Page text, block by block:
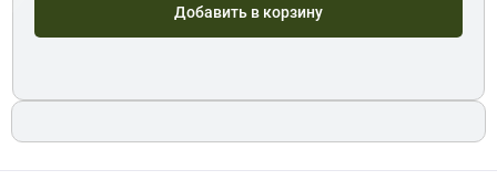
Добавить в корзину